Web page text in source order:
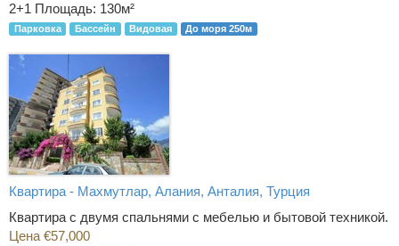
2+1 Площадь: 130м²
Парковка Бассейн Видовая До моря 250м
Квартира - Махмутлар, Алания, Анталия, Турция
Квартира с двумя спальнями с мебелью и бытовой техникой.
Цена €57,000